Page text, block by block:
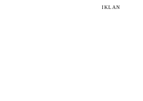
IKLAN